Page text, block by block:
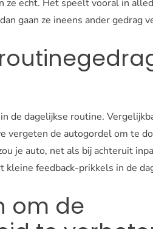
echt. Het speelt vooral in
gaan ze ineens ander gedrag
de dagelijkse routine.
vergeten de autogordel om te
je auto, net als bij achteruit
kleine feedback-prikkels in de
om de